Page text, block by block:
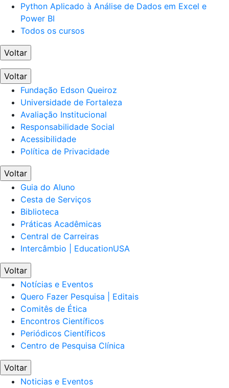
Python Aplicado à Análise de Dados em Excel e
Power BI
Todos os cursos
Voltar
Voltar
Fundação Edson Queiroz
Universidade de Fortaleza
Avaliação Institucional
Responsabilidade Social
Acessibilidade
Política de Privacidade
Voltar
Guia do Aluno
Cesta de Serviços
Biblioteca
Práticas Acadêmicas
Central de Carreiras
Intercâmbio | EducationUSA
Voltar
Notícias e Eventos
Quero Fazer Pesquisa | Editais
Comitês de Ética
Encontros Científicos
Periódicos Científicos
Centro de Pesquisa Clínica
Voltar
Noticias e Eventos